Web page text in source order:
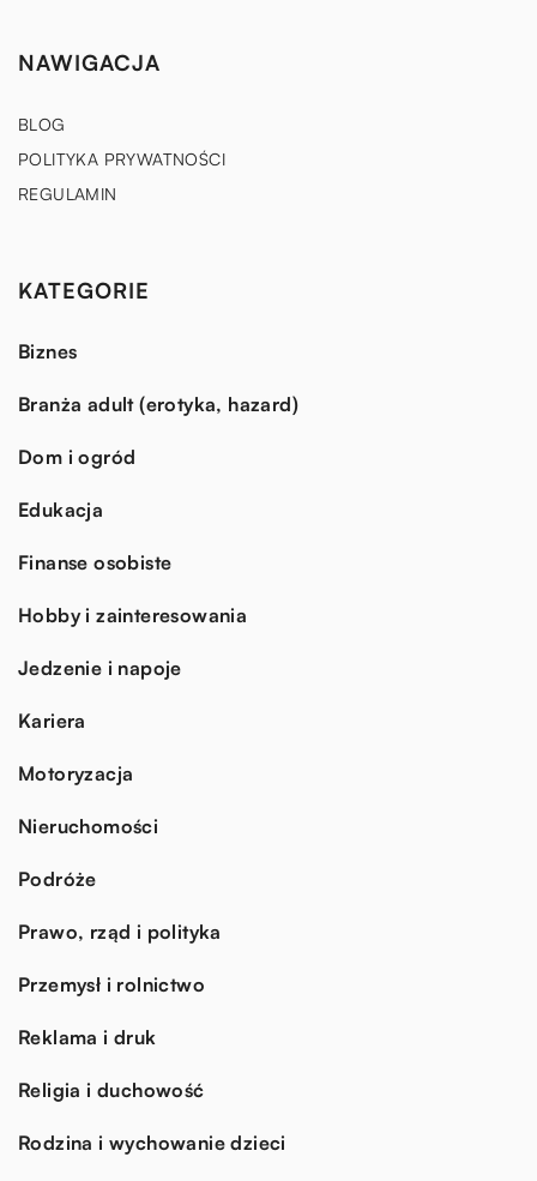
NAWIGACJA
BLOG
POLITYKA PRYWATNOŚCI
REGULAMIN
KATEGORIE
Biznes
Branża adult (erotyka, hazard)
Dom i ogród
Edukacja
Finanse osobiste
Hobby i zainteresowania
Jedzenie i napoje
Kariera
Motoryzacja
Nieruchomości
Podróże
Prawo, rząd i polityka
Przemysł i rolnictwo
Reklama i druk
Religia i duchowość
Rodzina i wychowanie dzieci